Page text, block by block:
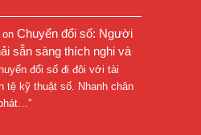
on Chuyển đổi số: Người
sẵn sàng thích nghi và
đổi số đi đôi với tài
tệ kỹ thuật số. Nhanh chân
”